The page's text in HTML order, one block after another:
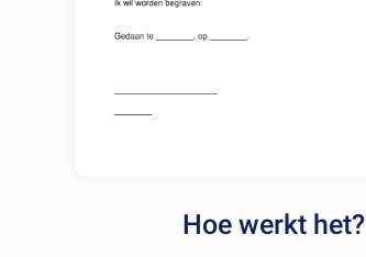
Hoe werkt het?